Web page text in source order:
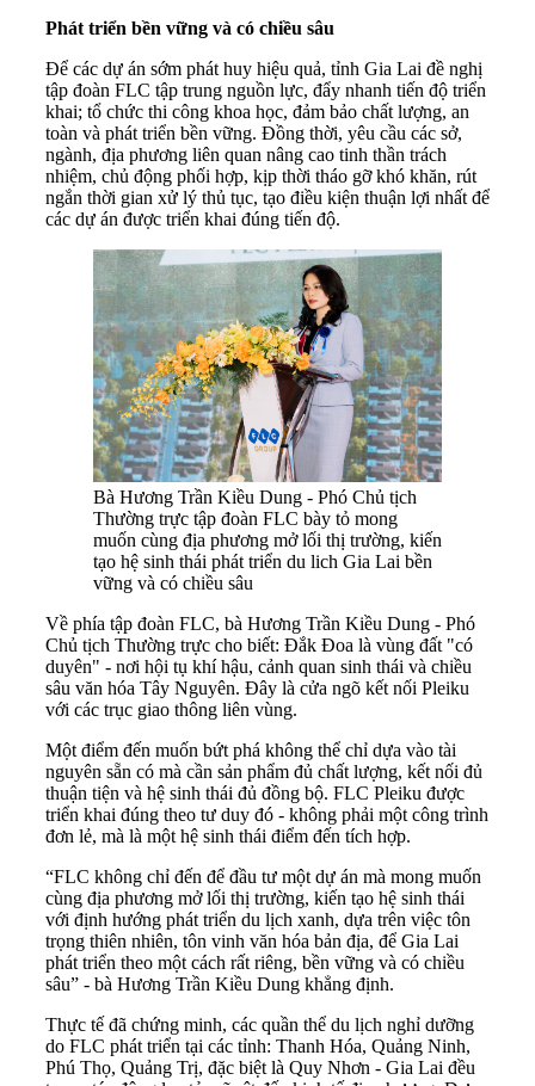
Phát triển bền vững và có chiều sâu
Để các dự án sớm phát huy hiệu quả, tỉnh Gia Lai đề nghị
tập đoàn FLC tập trung nguồn lực, đẩy nhanh tiến độ triển
khai; tổ chức thi công khoa học, đảm bảo chất lượng, an
toàn và phát triển bền vững. Đồng thời, yêu cầu các sở,
ngành, địa phương liên quan nâng cao tinh thần trách
nhiệm, chủ động phối hợp, kịp thời tháo gỡ khó khăn, rút
ngắn thời gian xử lý thủ tục, tạo điều kiện thuận lợi nhất để
các dự án được triển khai đúng tiến độ.
Bà Hương Trần Kiều Dung - Phó Chủ tịch
Thường trực tập đoàn FLC bày tỏ mong
muốn cùng địa phương mở lối thị trường, kiến
tạo hệ sinh thái phát triển du lich Gia Lai bền
vững và có chiều sâu
Về phía tập đoàn FLC, bà Hương Trần Kiều Dung - Phó
Chủ tịch Thường trực cho biết: Đắk Đoa là vùng đất "có
duyên" - nơi hội tụ khí hậu, cảnh quan sinh thái và chiều
sâu văn hóa Tây Nguyên. Đây là cửa ngõ kết nối Pleiku
với các trục giao thông liên vùng.
Một điểm đến muốn bứt phá không thể chỉ dựa vào tài
nguyên sẵn có mà cần sản phẩm đủ chất lượng, kết nối đủ
thuận tiện và hệ sinh thái đủ đồng bộ. FLC Pleiku được
triển khai đúng theo tư duy đó - không phải một công trình
đơn lẻ, mà là một hệ sinh thái điểm đến tích hợp.
“FLC không chỉ đến để đầu tư một dự án mà mong muốn
cùng địa phương mở lối thị trường, kiến tạo hệ sinh thái
với định hướng phát triển du lịch xanh, dựa trên việc tôn
trọng thiên nhiên, tôn vinh văn hóa bản địa, để Gia Lai
phát triển theo một cách rất riêng, bền vững và có chiều
sâu” - bà Hương Trần Kiều Dung khẳng định.
Thực tế đã chứng minh, các quần thể du lịch nghỉ dưỡng
do FLC phát triển tại các tỉnh: Thanh Hóa, Quảng Ninh,
Phú Thọ, Quảng Trị, đặc biệt là Quy Nhơn - Gia Lai đều